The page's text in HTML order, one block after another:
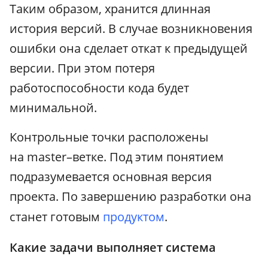
Таким образом, хранится длинная
история версий. В случае возникновения
ошибки она сделает откат к предыдущей
версии. При этом потеря
работоспособности кода будет
минимальной.
Контрольные точки расположены
на master–ветке. Под этим понятием
подразумевается основная версия
проекта. По завершению разработки она
станет готовым продуктом.
Какие задачи выполняет система